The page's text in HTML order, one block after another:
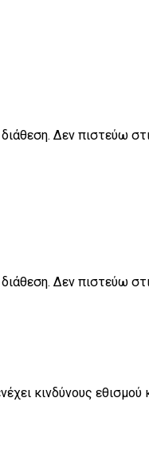
Δεν πιστεύω
Δεν πιστεύω
κινδύνους εθισμού